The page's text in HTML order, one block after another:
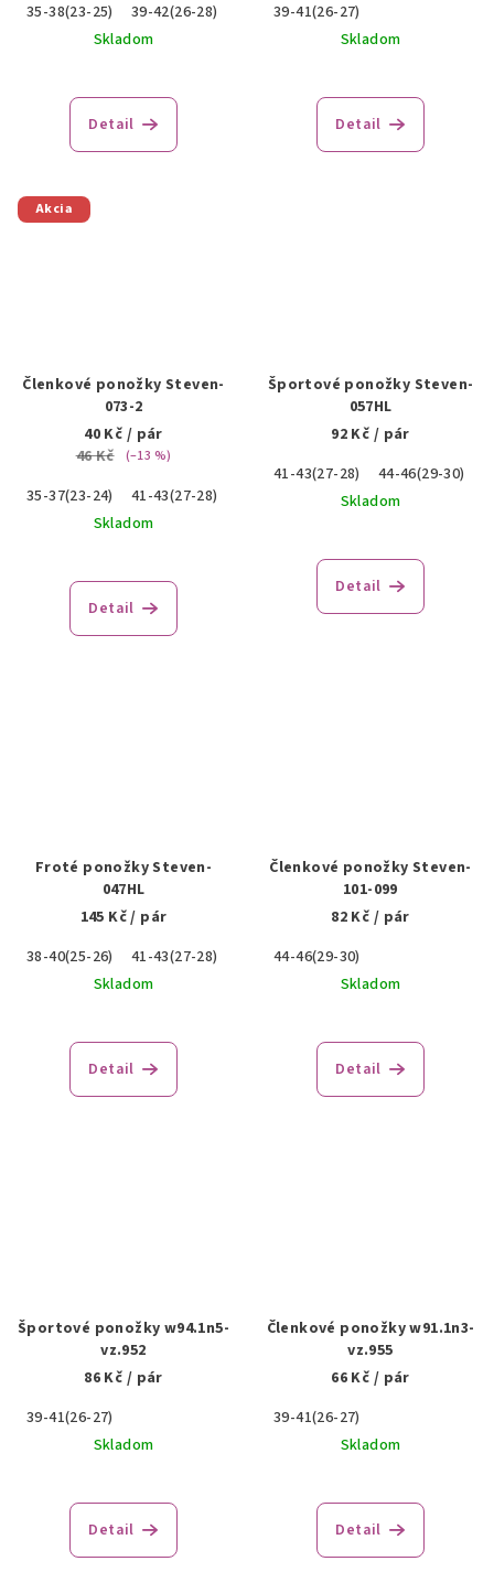
35-38(23-25)
39-42(26-28)
43-46(29-30)
Skladom
Detail
39-41(26-27)
Skladom
Detail
Akcia
Členkové ponožky Steven-
073-2
40 Kč / pár
46 Kč
(–13 %)
35-37(23-24) 41-43(27-28)
Skladom
Detail
Športové ponožky Steven-
057HL
92 Kč / pár
41-43(27-28)
44-46(29-30)
Skladom
Detail
Froté ponožky Steven-
047HL
145 Kč/ pár
38-40(25-26)
41-43(27-28)
44-46(29-30)
Skladom
Detail
Členkové ponožky Steven-
101-099
82 Kč / pár
44-46(29-30)
Skladom
Detail
Športové ponožky w94.1n5-
vz.952
86 Kč / pár
39-41(26-27)
Skladom
Detail
Členkové ponožky w91.1n3-
vz.955
66 Kč / pár
39-41(26-27)
Skladom
Detail